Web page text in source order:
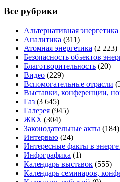
Все рубрики
Альтернативная энергетика
Аналитика (311)
Атомная энергетика (2 223)
Безопасность объектов
Благотворительность (20)
Видео (229)
Вспомогательные отрасли
Выставки, конференции,
Газ (3 645)
Галерея (945)
ЖКХ (304)
Законодательные акты (184)
Интервью (24)
Интересные факты в
Инфографика (1)
Календарь выставок (555)
Календарь семинаров,